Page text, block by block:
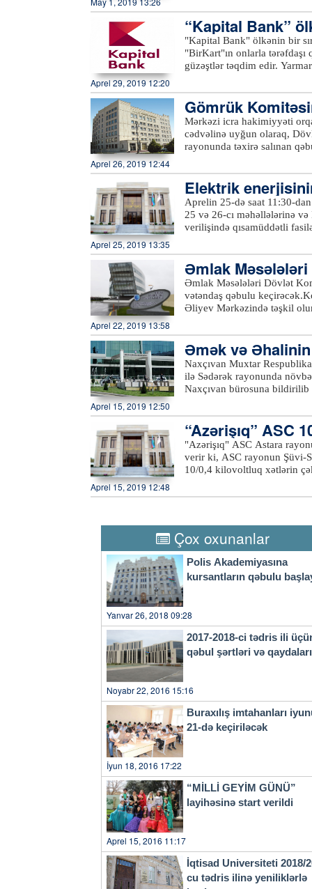
yaradılmasından
dövlətimizin başçısına
məsələlərlə bağlı
“Kapital Bank”
r təşkil edir
"Kapital Bank" ölkənin bir
"BirKart"ın onlarla
güzəştlər təqdim edir.
yönəltmək, həmçinin
verməkdir.Yarmarka may
Gəncə, Tovuz, Yevlax,
Mingəçevir, Bərdə, İmişli,
– taksit, taksit/cashback və
faizsiz taksitlə hissə-hissə
məvacib və təqaüdünü
yaşı 18-dən yuxarı olan
Bank"ın istənilən digər
Aprel 29, 2019 12:20
Gömrük
Mərkəzi icra hakimiyyəti
cədvəlinə uyğun olaraq,
rayonunda təxirə salınan
şəhərindəki Heydər Əliyev
Tovuz və Ağstafa
köçkünlərin yalnız gömrük
etmək istəyən vətəndaşlar
(012) 404-22-00), Qərb
(022) 315-63-02) ilə əlaqə
Aprel 26, 2019 12:44
Elektrik
nacaq
Aprelin 25-də saat 11:30-
25 və 26-cı məhəllələrinə
verilişində qısamüddətli
kilovoltluq Əliağa Vahid
xətlərində aparılan
Aprel 25, 2019 13:35
Əmlak
əcək
Əmlak Məsələləri Dövlət
vətəndaş qəbulu
Əliyev Mərkəzində təşkil
Komitəsi fəaliyyət prinsipinə
çevik olaraq cavablandırır.
Qəbul zamanı komitənin
dövlət əmlakının
kimi müraciətlərə
müəyyənləşdirilməsi, ünvan
Aprel 22, 2019 13:58
Əmək və
ığı ilə…
Naxçıvan Muxtar
ilə Sədərək rayonunda
Naxçıvan bürosuna
Bildirib ki, “2016-2020-ci
artırılması üzrə Dövlət
respublikada yeni iş
yüksəldilməsinə öz
Hüseynov vurğulayıb ki,
fəallığın yüksəldilməsi
çıxarıldığı tədbirdə 13
Aprel 15, 2019 12:50
“Azərişıq” ASC
"Azərişıq" ASC Astara
verir ki, ASC rayonun Şüvi-
10/0,4 kilovoltluq xətlərin
Aprel 15, 2019 12:48
Çox oxunanlar
Polis Akademiyasına
kursantların qəbulu
Yanvar 26, 2018 09:28
2017-2018-ci tədris ili
qəbul şərtləri və
Noyabr 22, 2016 15:16
Buraxılış imtahanları
21-də keçiriləcək
İyun 18, 2016 17:22
“MİLLİ GEYİM GÜNÜ”
layihəsinə start verildi
Aprel 15, 2016 11:17
İqtisad Universiteti 2018/
cu tədris ilinə yeniliklərlə